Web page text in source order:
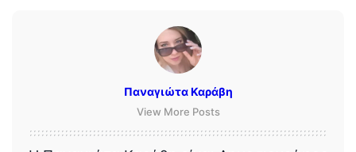
Παναγιώτα Καράβη
View More Posts